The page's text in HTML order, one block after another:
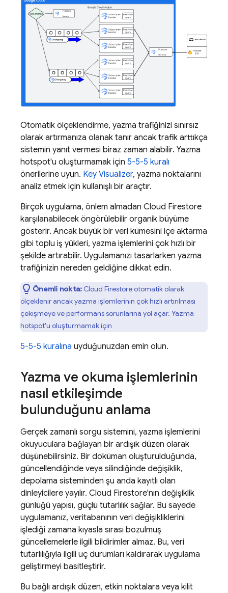
Otomatik ölçeklendirme, yazma trafiğinizi sınırsız
olarak artırmanıza olanak tanır ancak trafik arttıkça
sistemin yanıt vermesi biraz zaman alabilir. Yazma
hotspot'u oluşturmamak için 5-5-5 kuralı
önerilerine uyun. Key Visualizer, yazma noktalarını
analiz etmek için kullanışlı bir araçtır.
Birçok uygulama, önlem almadan Cloud Firestore
karşılanabilecek öngörülebilir organik büyüme
gösterir. Ancak büyük bir veri kümesini içe aktarma
gibi toplu iş yükleri, yazma işlemlerini çok hızlı bir
şekilde artırabilir. Uygulamanızı tasarlarken yazma
trafiğinizin nereden geldiğine dikkat edin.
Önemli nokta: Cloud Firestoreotomatik olarak
ölçeklenir ancak yazma işlemlerinin çok hızlı artırılması
çekişmeye ve performans sorunlarına yol açar. Yazma
hotspot'u oluşturmamak için
5-5-5 kuralına uyduğunuzdan emin olun.
Yazma ve okuma işlemlerinin
nasıl etkileşimde
bulunduğunu anlama
Gerçek zamanlı sorgu sistemini, yazma işlemlerini
okuyuculara bağlayan bir ardışık düzen olarak
düşünebilirsiniz. Bir doküman oluşturulduğunda,
güncellendiğinde veya silindiğinde değişiklik,
depolama sisteminden şu anda kayıtlı olan
dinleyicilere yayılır. Cloud Firestore'nın değişiklik
günlüğü yapısı, güçlü tutarlılık sağlar. Bu sayede
uygulamanız, veritabanının veri değişikliklerini
işlediği zamana kıyasla sırası bozulmuş
güncellemelerle ilgili bildirimler almaz. Bu, veri
tutarlılığıyla ilgili uç durumları kaldırarak uygulama
geliştirmeyi basitleştirir.
Bu bağlı ardışık düzen, etkin noktalara veya kilit